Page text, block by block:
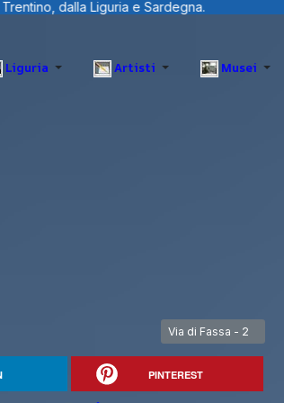
e Sardegna.
Liguria Artisti Musei
Articolo successivo:
Via di Fassa - 2
PINTEREST